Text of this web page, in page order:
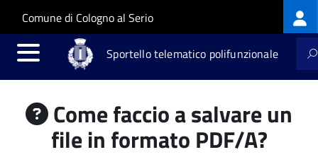
Salta al contenuto principale
Skip to site navigation
Comune di Cologno al Serio
Sportello telematico polifunzionale
Come faccio a salvare un
file in formato PDF/A?